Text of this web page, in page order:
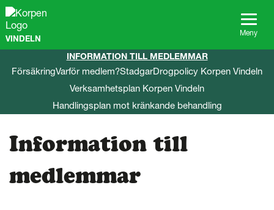
G
a
VINDELN
Meny
INFORMATION TILL MEDLEMMAR
FörsäkringVarför medlem?StadgarDrogpolicy Korpen Vindeln
Verksamhetsplan Korpen Vindeln
Handlingsplan mot kränkande behandling
Information till
medlemmar